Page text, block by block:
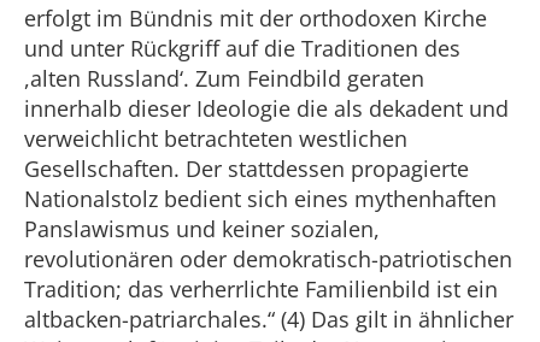
erfolgt im Bündnis mit der orthodoxen Kirche
und unter Rückgriff auf die Traditionen des
,alten Russland‘. Zum Feindbild geraten
innerhalb dieser Ideologie die als dekadent und
verweichlicht betrachteten westlichen
Gesellschaften. Der stattdessen propagierte
Nationalstolz bedient sich eines mythenhaften
Panslawismus und keiner sozialen,
revolutionären oder demokratisch-patriotischen
Tradition; das verherrlichte Familienbild ist ein
altbacken-patriarchales.“ (4) Das gilt in ähnlicher